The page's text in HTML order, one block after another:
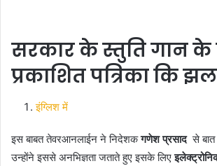
सरकार के स्तुति गान के
प्रकाशित पत्रिका कि
इंग्लिश में
इस बाबत तेवरआनलाईन ने निदेशकगणेश प्रसादसे बात
उन्होंने इससे अनभिज्ञता जताते हुए इसके लिए